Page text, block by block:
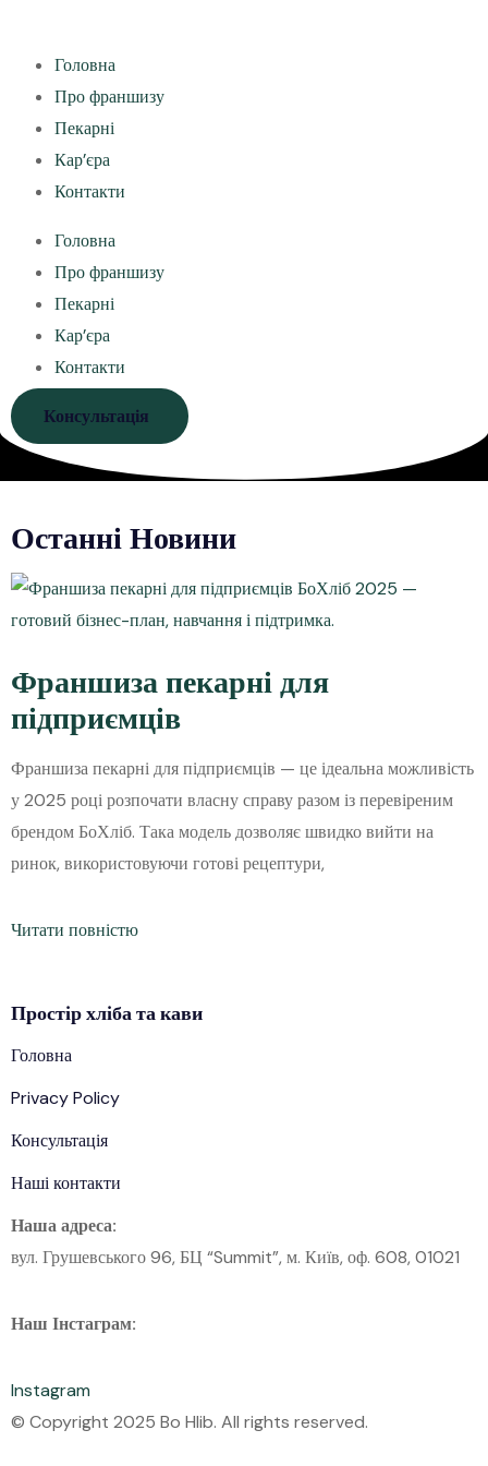
Головна
Про франшизу
Пекарні
Кар’єра
Контакти
Головна
Про франшизу
Пекарні
Кар’єра
Контакти
Консультація
Останні Новини
Франшиза пекарні для
підприємців
Франшиза пекарні для підприємців — це ідеальна можливість
у 2025 році розпочати власну справу разом із перевіреним
брендом БоХліб. Така модель дозволяє швидко вийти на
ринок, використовуючи готові рецептури,
Читати повністю
Простірхлібата кави
Головна
Privacy Policy
Консультація
Наші контакти
Наша адреса:
вул. Грушевського 96, БЦ “Summit”, м. Київ, оф. 608, 01021
Наш Інстаграм:
Instagram
© Copyright 2025 Bo Hlib. All rights reserved.